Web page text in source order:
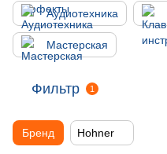
Аудиотехника
Мастерская
Фильтр 1
Бренд Hohner